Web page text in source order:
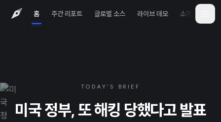
홈 주간 리포트 글로벌 소스 라이브 데모 소개
TODAY'S BRIEF
미국 정부, 또 해킹 당했다고 발표